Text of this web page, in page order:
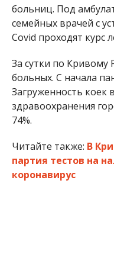
больниц. Под
семейных врачей с
Covid проходят курс
За сутки по Кривому
больных. С начала
Загруженность коек
здравоохранения
74%.
Читайте также: В
партия тестов на
коронавирус